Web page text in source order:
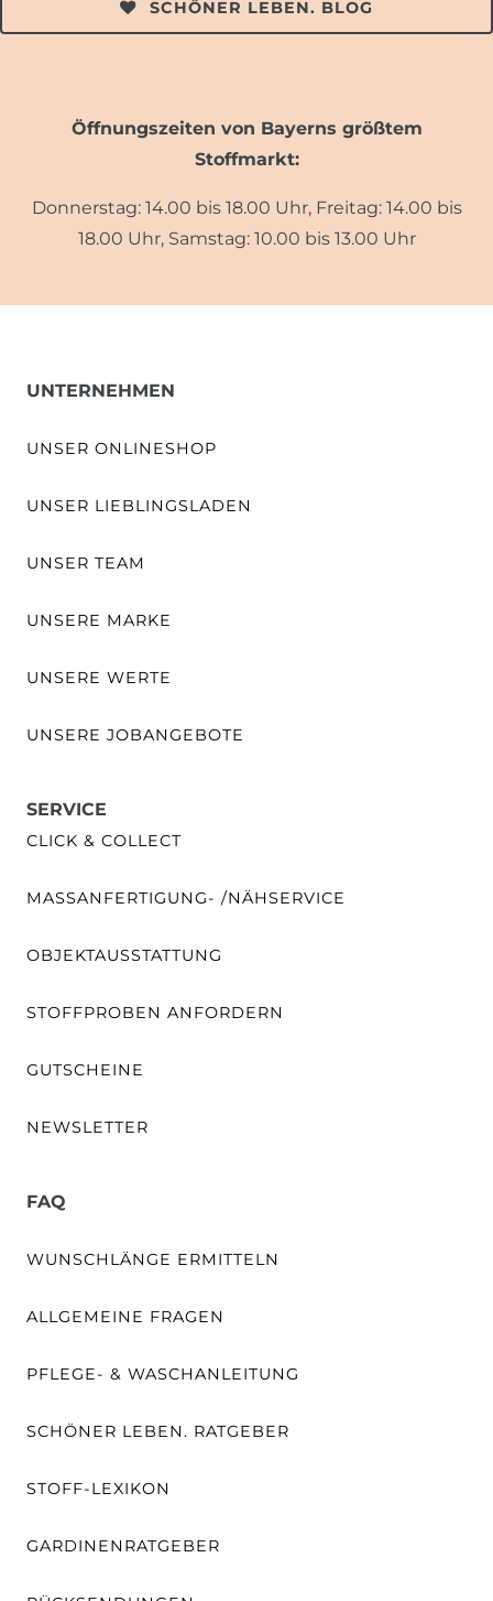
SCHÖNER LEBEN. BLOG
Öffnungszeiten von Bayerns größtem
Stoffmarkt:
Donnerstag: 14.00 bis 18.00 Uhr, Freitag: 14.00 bis
18.00 Uhr, Samstag: 10.00 bis 13.00 Uhr
UNTERNEHMEN
UNSER ONLINESHOP
UNSER LIEBLINGSLADEN
UNSER TEAM
UNSERE MARKE
UNSERE WERTE
UNSERE JOBANGEBOTE
SERVICE
CLICK & COLLECT
MASSANFERTIGUNG- /NÄHSERVICE
OBJEKTAUSSTATTUNG
STOFFPROBEN ANFORDERN
GUTSCHEINE
NEWSLETTER
FAQ
WUNSCHLÄNGE ERMITTELN
ALLGEMEINE FRAGEN
PFLEGE- & WASCHANLEITUNG
SCHÖNER LEBEN. RATGEBER
STOFF-LEXIKON
GARDINENRATGEBER